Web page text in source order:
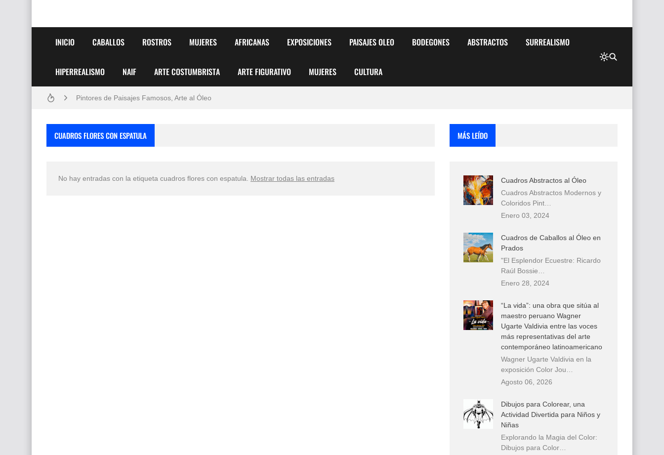
INICIO CABALLOS ROSTROS MUJERES AFRICANAS EXPOSICIONES PAISAJES OLEO BODEGONES ABSTRACTOS SURREALISMO
HIPERREALISMO NAIF ARTE COSTUMBRISTA ARTE FIGURATIVO MUJERES CULTURA
Frutas y Flores Para Colorear Imágenes
Pintores de Paisajes Famosos, Arte al Óleo
CUADROS FLORES CON ESPATULA
No hay entradas con la etiqueta cuadros flores con espatula Mostrar todas las entradas
MÁS LEÍDO
Cuadros Abstractos al Óleo
Cuadros Abstractos Modernos y
Coloridos Pint…
Enero 03, 2024
Cuadros de Caballos al Óleo en
Prados
"El Esplendor Ecuestre: Ricardo
Raúl Bossie…
Enero 28, 2024
“La vida”: una obra que sitúa al
maestro peruano Wagner
Ugarte Valdivia entre las voces
más representativas del arte
contemporáneo latinoamericano
Wagner Ugarte Valdivia en la
exposición Color Jou…
Agosto 06, 2026
Dibujos para Colorear, una
Actividad Divertida para Niños y
Niñas
Explorando la Magia del Color:
Dibujos para Color…